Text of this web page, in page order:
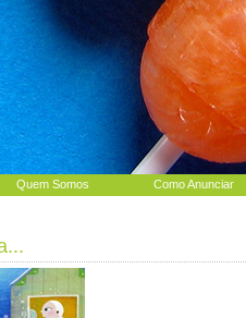
Quem Somos Como Anunciar